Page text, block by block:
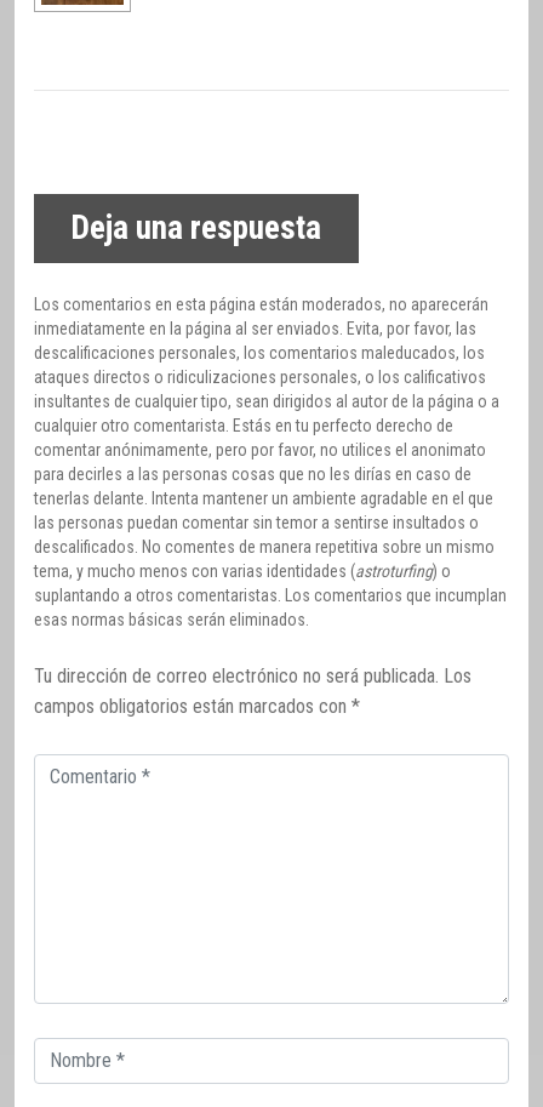
Deja una respuesta
Los comentarios en esta página están moderados, no aparecerán
inmediatamente en la página al ser enviados. Evita, por favor, las
descalificaciones personales, los comentarios maleducados, los
ataques directos o ridiculizaciones personales, o los calificativos
insultantes de cualquier tipo, sean dirigidos al autor de la página o a
cualquier otro comentarista. Estás en tu perfecto derecho de
comentar anónimamente, pero por favor, no utilices el anonimato
para decirles a las personas cosas que no les dirías en caso de
tenerlas delante. Intenta mantener un ambiente agradable en el que
las personas puedan comentar sin temor a sentirse insultados o
descalificados. No comentes de manera repetitiva sobre un mismo
tema, y mucho menos con varias identidades (astroturfing) o
suplantando a otros comentaristas. Los comentarios que incumplan
esas normas básicas serán eliminados.
Tu dirección de correo electrónico no será publicada. Los
campos obligatorios están marcados con *
Comentario
Correo
electrónico